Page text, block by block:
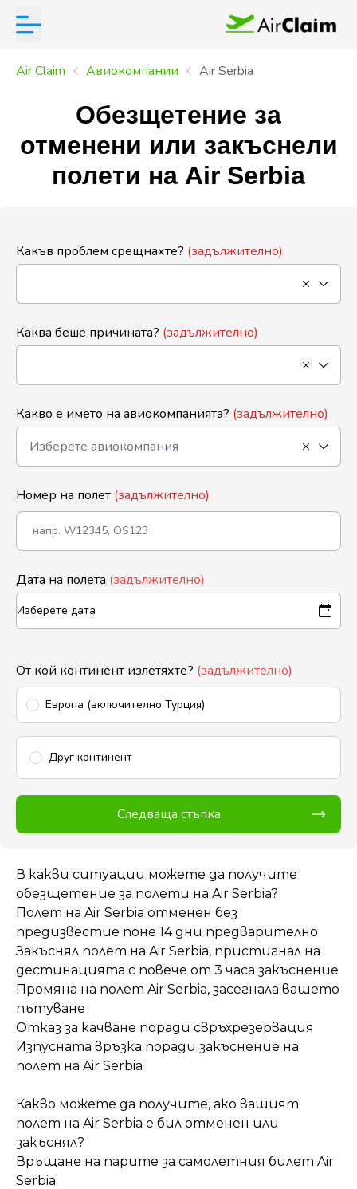
Air Claim Aвиокомпании Air Serbia
Обезщетение за
отменени или закъснели
полети на Air Serbia
Какъв проблем срещнахте? (задължително)
Каква беше причината? (задължително)
Какво е името на авиокомпанията? (задължително)
Номер на полет (задължително)
Дата на полета (задължително)
От кой континент излетяхте? (задължително)
Европа (включително Турция)
Друг континент
Следваща стъпка
В какви ситуации можете да получите
обезщетение за полети на Air Serbia?
Полет на Air Serbia отменен без
предизвестие поне 14 дни предварително
Закъснял полет на Air Serbia, пристигнал на
дестинацията с повече от 3 часа закъснение
Промяна на полет Air Serbia, засегнала вашето
пътуване
Отказ за качване поради свръхрезервация
Изпусната връзка поради закъснение на
полет на Air Serbia
Какво можете да получите, ако вашият
полет на Air Serbia е бил отменен или
закъснял?
Връщане на парите за самолетния билет Air
Serbia